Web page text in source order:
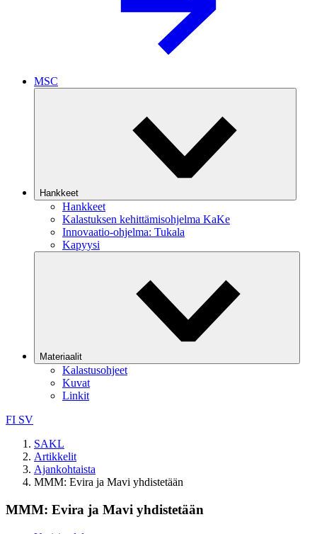
MSC
Hankkeet
Hankkeet
Kalastuksen kehittämisohjelma KaKe
Innovaatio-ohjelma: Tukala
Kapyysi
Materiaalit
Kalastusohjeet
Kuvat
Linkit
FI SV
SAKL
Artikkelit
Ajankohtaista
MMM: Evira ja Mavi yhdistetään
MMM: Evira ja Mavi yhdistetään